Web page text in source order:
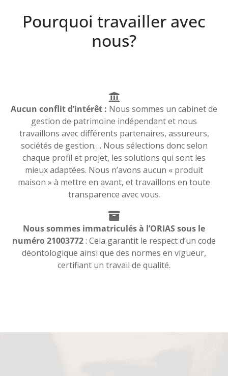
Pourquoi travailler avec
nous?
Aucun conflit d’intérêt : Nous sommes un cabinet de
gestion de patrimoine indépendant et nous
travaillons avec différents partenaires, assureurs,
sociétés de gestion…. Nous sélections donc selon
chaque profil et projet, les solutions qui sont les
mieux adaptées. Nous n’avons aucun « produit
maison » à mettre en avant, et travaillons en toute
transparence avec vous.
Nous sommes immatriculés à l’ORIAS sous le
numéro 21003772: Cela garantit le respect d’un code
déontologique ainsi que des normes en vigueur,
certifiant un travail de qualité.